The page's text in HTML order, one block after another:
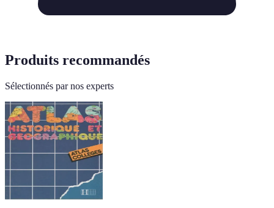
Produits recommandés
Sélectionnés par nos experts